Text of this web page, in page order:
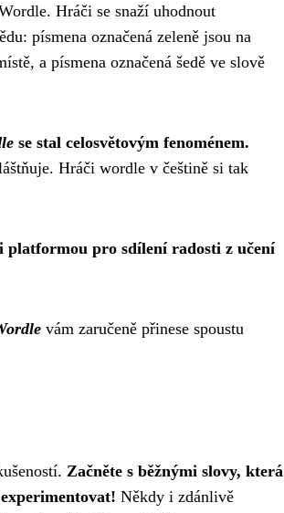
Hráči se snaží uhodnout
písmena označená zeleně jsou na
a písmena označená šedě ve slově
se stal celosvětovým fenoménem.
Hráči wordle v češtině si tak
platformou pro sdílení radosti z učení
vám zaručeně přinese spoustu
Začněte s běžnými slovy, která
Někdy i zdánlivě